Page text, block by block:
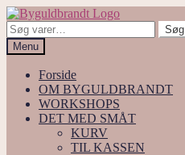
Spring
til
navigation
Spring
til
indhold
Søg
efter:
Søg
Menu
Forside
OM BYGULDBRANDT
WORKSHOPS
DET MED SMÅT
KURV
TIL KASSEN